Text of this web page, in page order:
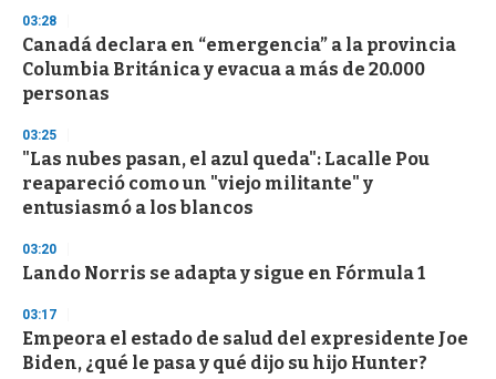
03:28
Canadá declara en “emergencia” a la provincia
Columbia Británica y evacua a más de 20.000
personas
03:25
"Las nubes pasan, el azul queda": Lacalle Pou
reapareció como un "viejo militante" y
entusiasmó a los blancos
03:20
Lando Norris se adapta y sigue en Fórmula 1
03:17
Empeora el estado de salud del expresidente Joe
Biden, ¿qué le pasa y qué dijo su hijo Hunter?